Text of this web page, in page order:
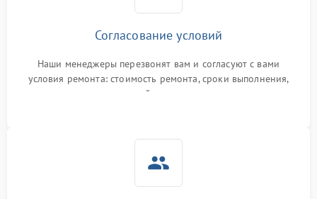
Согласование условий
Наши менеджеры перезвонят вам и согласуют с вами
условия ремонта: стоимость ремонта, сроки выполнения,
гарантийные условия